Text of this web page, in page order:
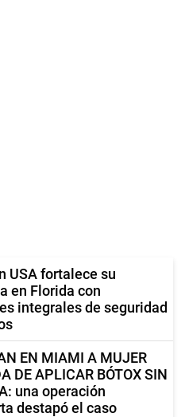
USA fortalece su
en Florida con
integrales de seguridad
EN MIAMI A MUJER
DE APLICAR BÓTOX SIN
una operación
destapó el caso